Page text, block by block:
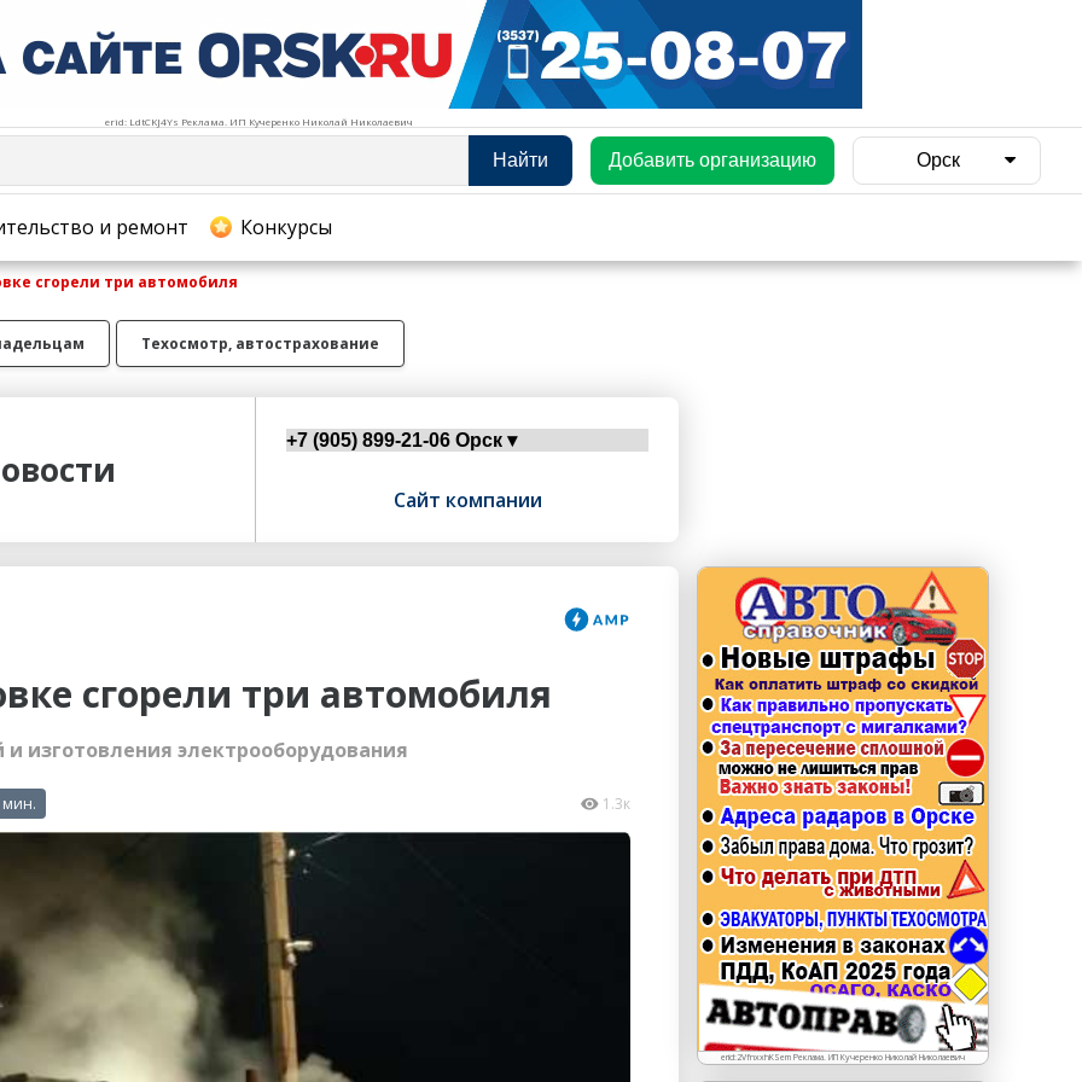
erid: LdtCKJ4Ys Реклама. ИП Кучеренко Николай Николаевич
Найти Добавить организацию Орск
и ремонт Конкурсы
erid: LdtCKJjWj Реклама. ИП Кучеренко Николай
Николаевич
сгорели три автомобиля
Техосмотр, автострахование
Сайт компании
сгорели три автомобиля
изготовления электрооборудования
мин. 1.3к
erid:2VfnxxhKSem Реклама. ИП Кучеренко Николай Николаевич